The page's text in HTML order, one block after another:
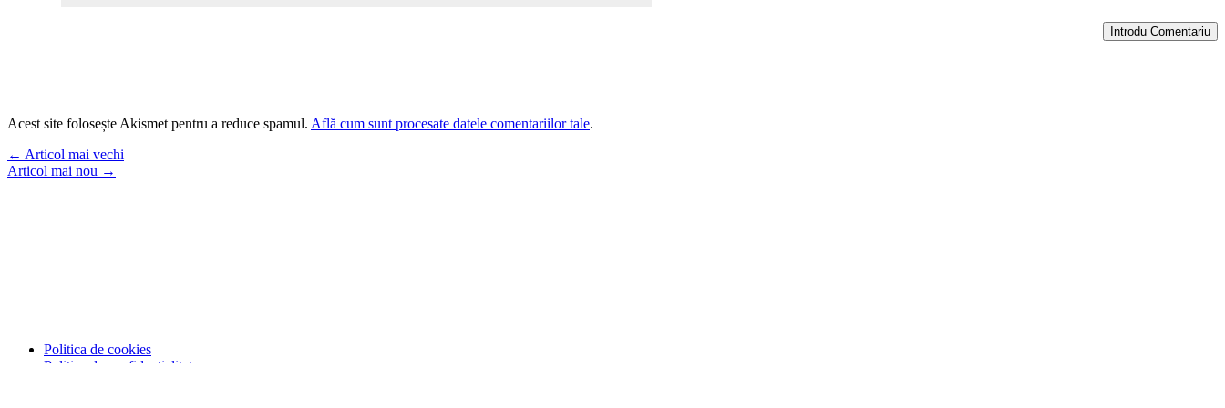
Introdu Comentariu
Acest site folosește Akismet pentru a reduce spamul. Află cum sunt procesate datele comentariilor tale.
← Articol mai vechi
Articol mai nou →
Politica de cookies
Politica de confidențialitate